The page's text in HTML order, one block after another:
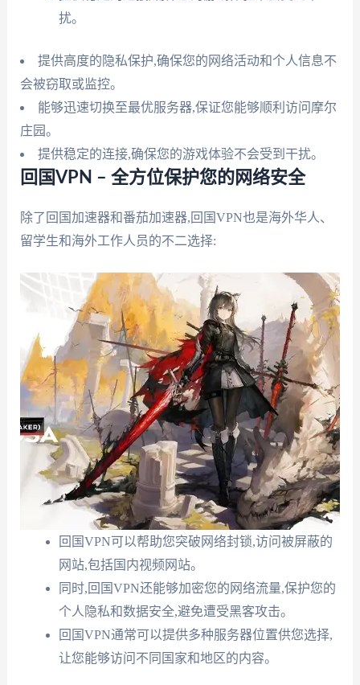
扰。
提供高度的隐私保护,确保您的网络活动和个人信息不
会被窃取或监控。
能够迅速切换至最优服务器,保证您能够顺利访问摩尔
庄园。
提供稳定的连接,确保您的游戏体验不会受到干扰。
回国VPN – 全方位保护您的网络安全
除了回国加速器和番茄加速器,回国VPN也是海外华人、
留学生和海外工作人员的不二选择:
回国VPN可以帮助您突破网络封锁,访问被屏蔽的
网站,包括国内视频网站。
同时,回国VPN还能够加密您的网络流量,保护您的
个人隐私和数据安全,避免遭受黑客攻击。
回国VPN通常可以提供多种服务器位置供您选择,
让您能够访问不同国家和地区的内容。